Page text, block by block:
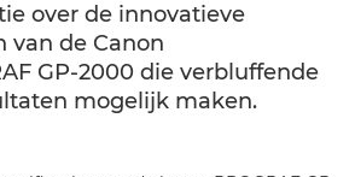
over de innovatieve
van de Canon
GP-2000 die verbluffende
mogelijk maken.